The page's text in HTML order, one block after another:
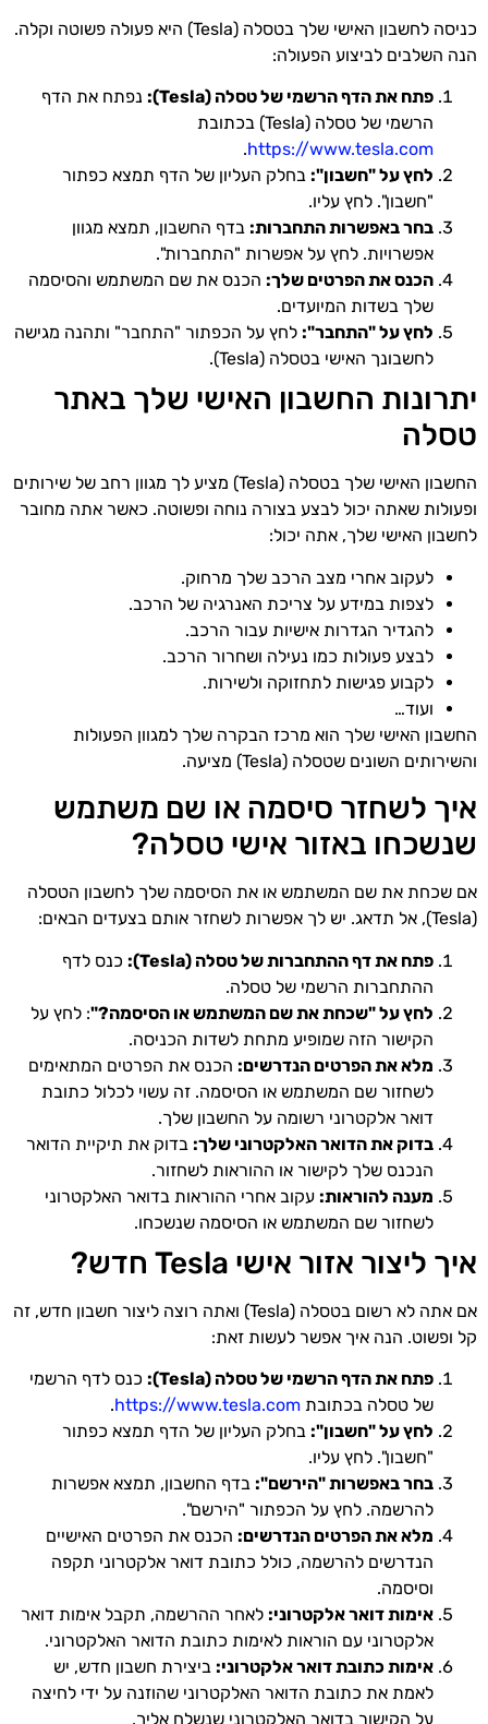
כניסה לחשבון האישי שלך בטסלה (Tesla) היא פעולה פשוטה וקלה.
הנה השלבים לביצוע הפעולה:
פתח את הדף הרשמי של טסלה (Tesla):
נפתח את הדף
הרשמי של טסלה (Tesla) בכתובת
https://www.tesla.com
.
לחץ על "חשבון": בחלק העליון של הדף תמצא כפתור
"חשבון". לחץ עליו.
בחר באפשרות התחברות: בדף החשבון, תמצא מגוון
אפשרויות. לחץ על אפשרות "התחברות".
הכנס את הפרטים שלך: הכנס את שם המשתמש והסיסמה
שלך בשדות המיועדים.
לחץ על "התחבר": לחץ על הכפתור "התחבר" ותהנה מגישה
לחשבונך האישי בטסלה (Tesla).
יתרונות החשבון האישי שלך באתר
טסלה
החשבון האישי שלך בטסלה (Tesla) מציע לך מגוון רחב של שירותים
ופעולות שאתה יכול לבצע בצורה נוחה ופשוטה. כאשר אתה מחובר
לחשבון האישי שלך, אתה יכול:
לעקוב אחרי מצב הרכב שלך מרחוק.
לצפות במידע על צריכת האנרגיה של הרכב.
להגדיר הגדרות אישיות עבור הרכב.
לבצע פעולות כמו נעילה ושחרור הרכב.
לקבוע פגישות לתחזוקה ולשירות.
ועוד…
החשבון האישי שלך הוא מרכז הבקרה שלך למגוון הפעולות
והשירותים השונים שטסלה (Tesla) מציעה.
איך לשחזר סיסמה או שם משתמש
שנשכחו באזור אישי טסלה?
אם שכחת את שם המשתמש או את הסיסמה שלך לחשבון הטסלה
(Tesla), אל תדאג. יש לך אפשרות לשחזר אותם בצעדים הבאים:
פתח את דף ההתחברות של טסלה (Tesla):
כנס לדף
ההתחברות הרשמי של טסלה.
לחץ על "שכחת את שם המשתמש או הסיסמה?": לחץ על
הקישור הזה שמופיע מתחת לשדות הכניסה.
מלא את הפרטים הנדרשים: הכנס את הפרטים המתאימים
לשחזור שם המשתמש או הסיסמה. זה עשוי לכלול כתובת
דואר אלקטרוני רשומה על החשבון שלך.
בדוק את הדואר האלקטרוני שלך: בדוק את תיקיית הדואר
הנכנס שלך לקישור או ההוראות לשחזור.
מענה להוראות: עקוב אחרי ההוראות בדואר האלקטרוני
לשחזור שם המשתמש או הסיסמה שנשכחו.
איך ליצור אזור אישי Tesla חדש?
אם אתה לא רשום בטסלה (Tesla) ואתה רוצה ליצור חשבון חדש, זה
קל ופשוט. הנה איך אפשר לעשות זאת:
פתח את הדף הרשמי של טסלה (Tesla):
כנס לדף הרשמי
של טסלה בכתובת https://www.tesla.com
.
לחץ על "חשבון": בחלק העליון של הדף תמצא כפתור
"חשבון". לחץ עליו.
בחר באפשרות "הירשם": בדף החשבון, תמצא אפשרות
להרשמה. לחץ על הכפתור "הירשם".
מלא את הפרטים הנדרשים: הכנס את הפרטים האישיים
הנדרשים להרשמה, כולל כתובת דואר אלקטרוני תקפה
וסיסמה.
אימות דואר אלקטרוני: לאחר ההרשמה, תקבל אימות דואר
אלקטרוני עם הוראות לאימות כתובת הדואר האלקטרוני.
אימות כתובת דואר אלקטרוני: ביצירת חשבון חדש, יש
לאמת את כתובת הדואר האלקטרוני שהוזנה על ידי לחיצה
על הקישור בדואר האלקטרוני שנשלח אליך.